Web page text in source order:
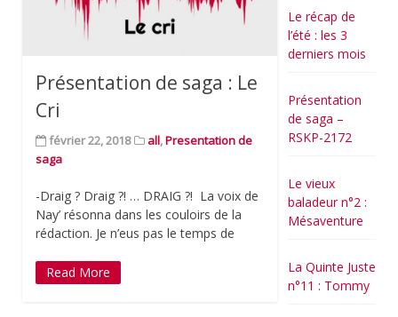
Présentation de saga : Le
Cri
février 22, 2018 all,Presentation de
saga
-Draig ? Draig ?! … DRAIG ?! La voix de
Nay’ résonna dans les couloirs de la
rédaction. Je n’eus pas le temps de
Read More
Le récap de
l’été : les 3
derniers mois
Présentation
de saga –
RSKP-2172
Le vieux
baladeur n°2 :
Mésaventure
La Quinte Juste
n°11 : Tommy